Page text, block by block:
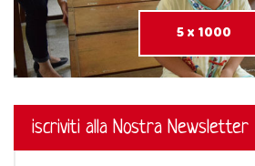
5 x 1000
iscriviti alla Nostra Newsletter